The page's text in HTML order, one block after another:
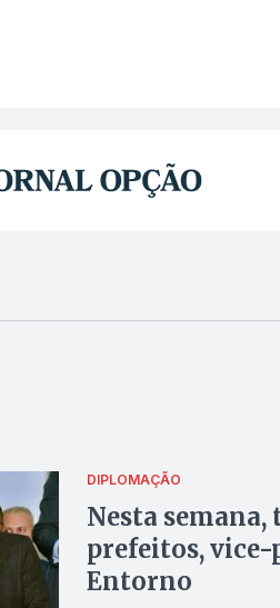
DIPLOMAÇÃO
Nesta
prefeitos, vice-
Entorno